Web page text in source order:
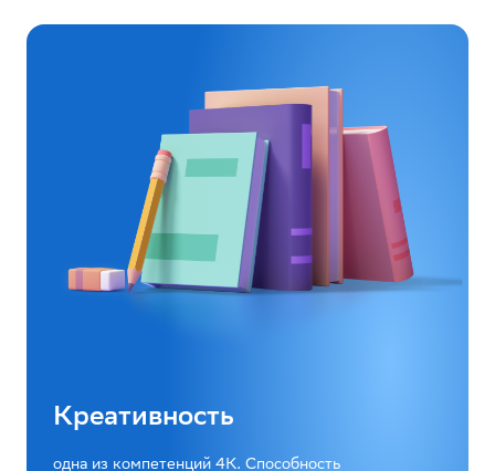
Креативность
одна из компетенций 4К. Способность